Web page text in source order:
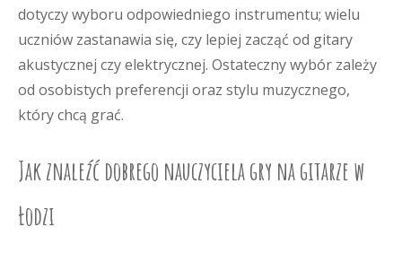
dotyczy wyboru odpowiedniego instrumentu; wielu
uczniów zastanawia się, czy lepiej zacząć od gitary
akustycznej czy elektrycznej. Ostateczny wybór zależy
od osobistych preferencji oraz stylu muzycznego,
który chcą grać.
Jak znaleźć dobrego nauczyciela gry na gitarze w
Łodzi